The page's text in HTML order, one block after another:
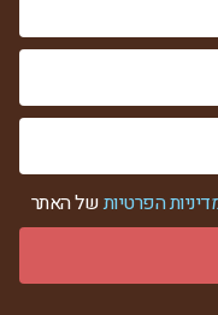
הפרטיותשל האתר